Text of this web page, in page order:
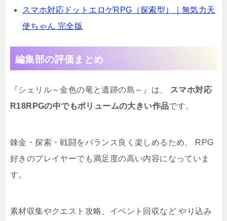
スマホ対応ドットエロゲRPG（探索型）｜無気力天
使ちゃん 完全版
編集部の評価まとめ
『シェリル～金色の竜と遺跡の島～』は、
スマホ対応
R18RPGの中でもボリュームの大きい作品です。
錬金・探索・戦闘をバランス良く楽しめるため、 RPG
好きのプレイヤーでも満足度の高い内容になっていま
す。
素材収集やクエスト攻略、イベント回収など やり込み